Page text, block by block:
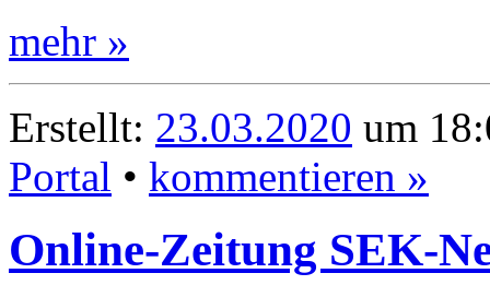
mehr »
Erstellt: 23.03.2020 um
Portal • kommentieren »
Online-Zeitung SEK-